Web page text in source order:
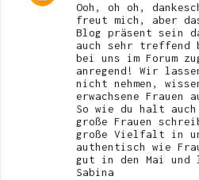
Ooh, oh oh,
freut mich, aber
Blog präsent sein
auch sehr treffend
bei uns im Forum
anregend! Wir
nicht nehmen,
erwachsene Frauen
So wie du halt
große Frauen
große Vielfalt in
authentisch wie
gut in den Mai und
Sabina